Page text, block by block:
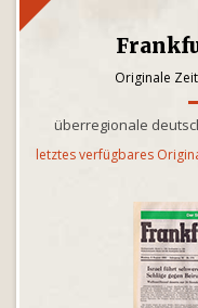
Originale
überregionale
letztes verfügbares